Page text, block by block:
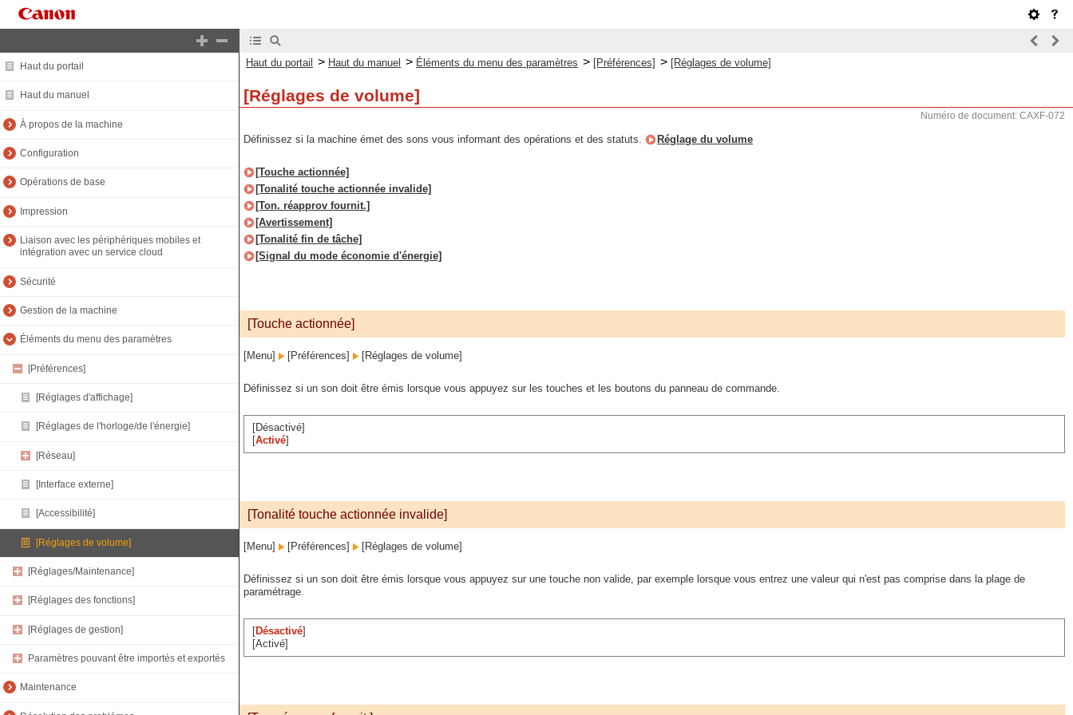
Haut du portail
Haut du manuel
À propos de la machine
Configuration
Opérations de base
Impression
Liaison avec les périphériques mobiles et
intégration avec un service cloud
Sécurité
Gestion de la machine
Éléments du menu des paramètres
[Préférences]
[Réglages d'affichage]
[Réglages de l'horloge/de l'énergie]
[Réseau]
[Interface externe]
[Accessibilité]
[Réglages de volume]
[Réglages/Maintenance]
[Réglages des fonctions]
[Réglages de gestion]
Paramètres pouvant être importés et exportés
Maintenance
Haut du portail > Haut du manuel > Éléments du menu des paramètres > [Préférences] > [Réglages de volume]
[Réglages de volume]
Numéro de document: CAXF-072
Définissez si la machine émet des sons vous informant des opérations et des statuts. Réglage du volume
[Touche actionnée]
[Tonalité touche actionnée invalide]
[Ton. réapprov fournit.]
[Avertissement]
[Tonalité fin de tâche]
[Signal du mode économie d'énergie]
[Touche actionnée]
[Menu] [Préférences] [Réglages de volume]
Définissez si un son doit être émis lorsque vous appuyez sur les touches et les boutons du panneau de commande.
[Désactivé]
[Activé]
[Tonalité touche actionnée invalide]
[Menu] [Préférences] [Réglages de volume]
Définissez si un son doit être émis lorsque vous appuyez sur une touche non valide, par exemple lorsque vous entrez une valeur qui n'est pas comprise dans la plage de
paramétrage.
[Désactivé]
[Activé]